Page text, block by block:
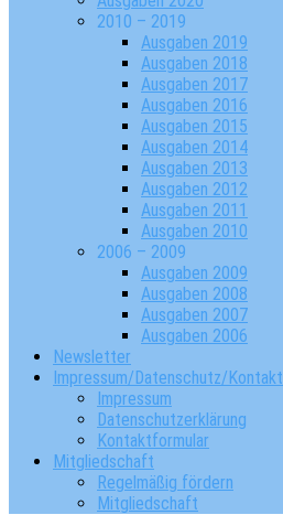
2010 – 2019
Ausgaben 2019
Ausgaben 2018
Ausgaben 2017
Ausgaben 2016
Ausgaben 2015
Ausgaben 2014
Ausgaben 2013
Ausgaben 2012
Ausgaben 2011
Ausgaben 2010
2006 – 2009
Ausgaben 2009
Ausgaben 2008
Ausgaben 2007
Ausgaben 2006
Newsletter
Impressum/Datenschutz/Kontakt
Impressum
Datenschutzerklärung
Kontaktformular
Mitgliedschaft
Regelmäßig fördern
Mitgliedschaft